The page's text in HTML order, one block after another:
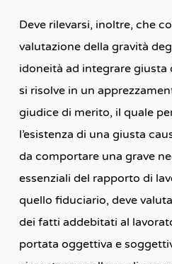
Deve rilevarsi, inoltre, che
valutazione della gravità
idoneità ad integrare giusta
si risolve in un
giudice di merito, il quale
l’esistenza di una giusta
da comportare una grave
essenziali del rapporto di
quello fiduciario, deve
dei fatti addebitati al
portata oggettiva e